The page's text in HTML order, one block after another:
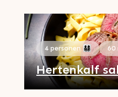
4 personen 👨‍👩‍👧‍👦 60
Hertenkalf